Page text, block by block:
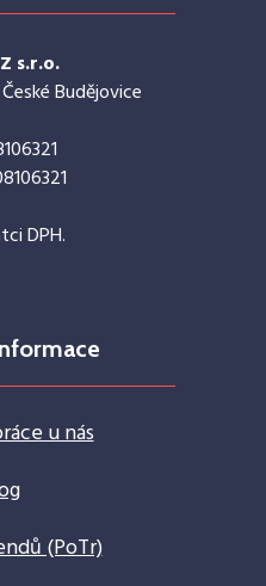
s.r.o.
Budějovice
DPH.
u nás
(PoTr)